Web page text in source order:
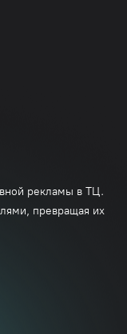
рекламы в ТЦ.
превращая их